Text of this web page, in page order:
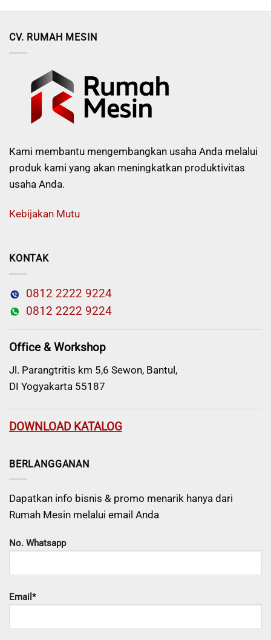
CV. RUMAH MESIN
Kami membantu mengembangkan usaha Anda melalui
produk kami yang akan meningkatkan produktivitas
usaha Anda.
Kebijakan Mutu
KONTAK
0812 2222 9224
0812 2222 9224
Office & Workshop
Jl. Parangtritis km 5,6 Sewon, Bantul,
DI Yogyakarta 55187
DOWNLOAD KATALOG
BERLANGGANAN
Dapatkan info bisnis & promo menarik hanya dari
Rumah Mesin melalui email Anda
No. Whatsapp
Email*